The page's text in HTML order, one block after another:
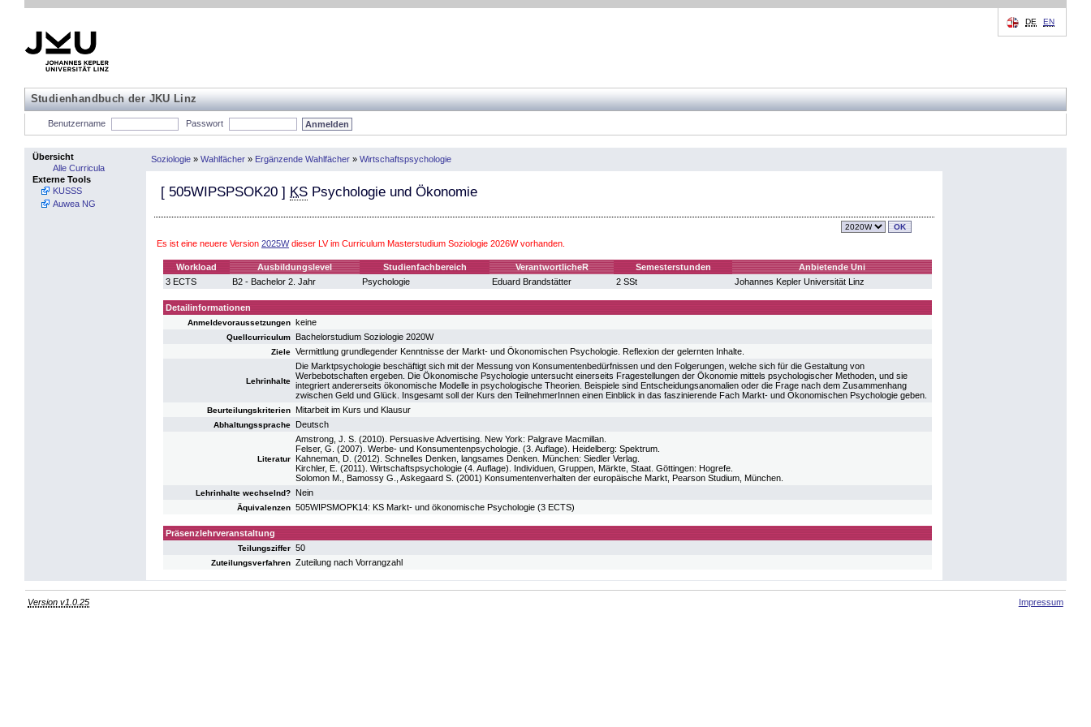
Studienhandbuch der JKU Linz
DE EN
Benutzername Passwort
Übersicht
Alle Curricula
Externe Tools
KUSSS
Auwea NG
Soziologie » Wahlfächer » Ergänzende Wahlfächer » Wirtschaftspsychologie
[ 505WIPSPSOK20 ] KS Psychologie und Ökonomie
Es ist eine neuere Version 2025Wdieser LV im Curriculum Masterstudium Soziologie 2026W vorhanden.
Workload Ausbildungslevel Studienfachbereich VerantwortlicheR Semesterstunden
Anbietende Uni
3 ECTS
B2 - Bachelor 2. Jahr Psychologie Eduard Brandstätter 2 SSt Johannes Kepler Universität Linz
Detailinformationen
Anmeldevoraussetzungen keine
Quellcurriculum Bachelorstudium Soziologie 2020W
Ziele Vermittlung grundlegender Kenntnisse der Markt- und Ökonomischen Psychologie. Reflexion der gelernten Inhalte.
Lehrinhalte
Die Marktpsychologie beschäftigt sich mit der Messung von Konsumentenbedürfnissen und den Folgerungen, welche sich für die Gestaltung von
Werbebotschaften ergeben. Die Ökonomische Psychologie untersucht einerseits Fragestellungen der Ökonomie mittels psychologischer Methoden, und sie
integriert andererseits ökonomische Modelle in psychologische Theorien. Beispiele sind Entscheidungsanomalien oder die Frage nach dem Zusammenhang
zwischen Geld und Glück. Insgesamt soll der Kurs den TeilnehmerInnen einen Einblick in das faszinierende Fach Markt- und Ökonomischen Psychologie geben.
Beurteilungskriterien Mitarbeit im Kurs und Klausur
Abhaltungssprache Deutsch
Literatur
Amstrong, J. S. (2010). Persuasive Advertising. New York: Palgrave Macmillan.
Felser, G. (2007). Werbe- und Konsumentenpsychologie. (3. Auflage). Heidelberg: Spektrum.
Kahneman, D. (2012). Schnelles Denken, langsames Denken. München: Siedler Verlag.
Kirchler, E. (2011). Wirtschaftspsychologie (4. Auflage). Individuen, Gruppen, Märkte, Staat. Göttingen: Hogrefe.
Solomon M., Bamossy G., Askegaard S. (2001) Konsumentenverhalten der europäische Markt, Pearson Studium, München.
Lehrinhalte wechselnd? Nein
Äquivalenzen 505WIPSMOPK14: KS Markt- und ökonomische Psychologie (3 ECTS)
Präsenzlehrveranstaltung
Teilungsziffer 50
Zuteilungsverfahren Zuteilung nach Vorrangzahl
Version v1.0.25 Impressum